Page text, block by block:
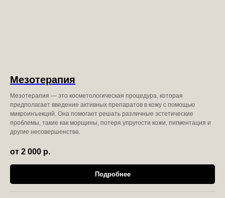
Мезотерапия
Мезотерапия — это косметологическая процедура, которая
предполагает введение активных препаратов в кожу с помощью
микроинъекций. Она помогает решать различные эстетические
проблемы, такие как морщины, потеря упругости кожи, пигментация и
другие несовершенства.
от 2 000 р.
Подробнее